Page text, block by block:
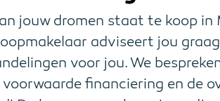
jouw dromen staat te koop in
adviseert jou
voor jou. We
financiering en de